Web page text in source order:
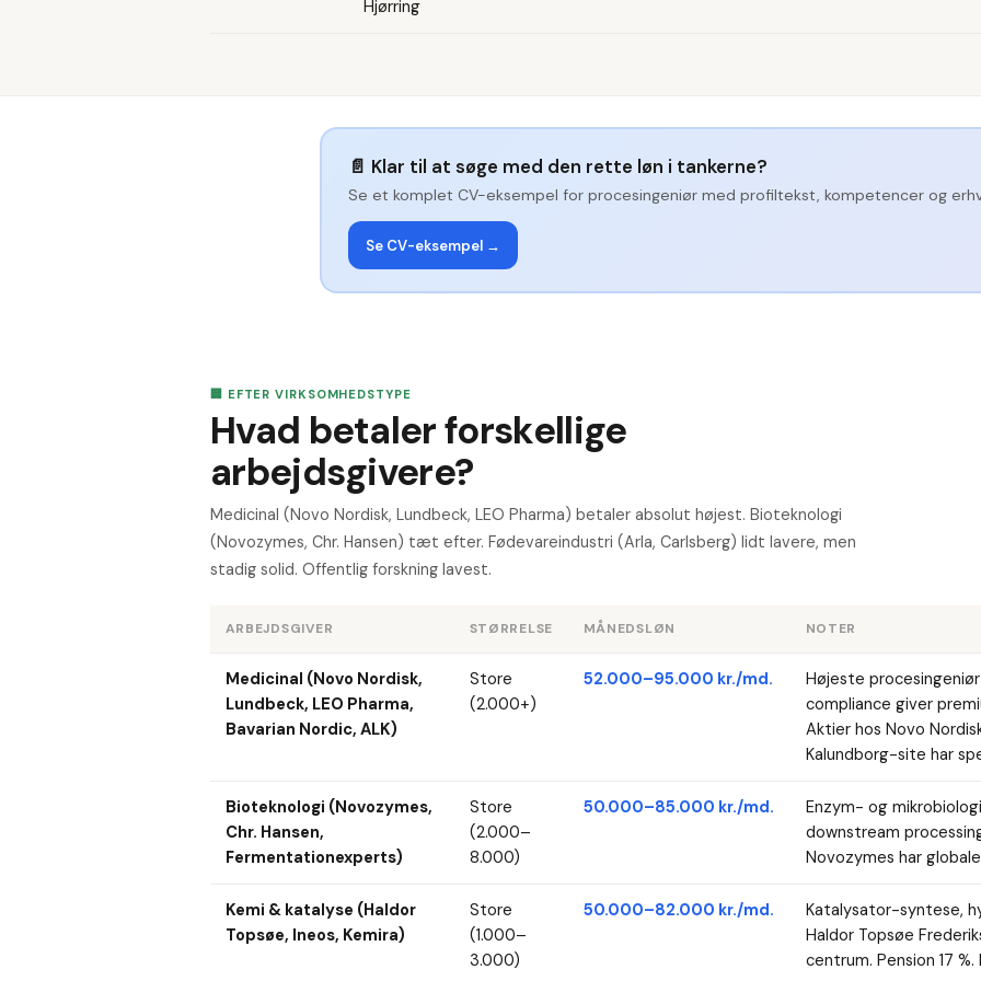
Hjørring
📄 Klar til at søge med den rette løn i tankerne?
Se et komplet CV-eksempel for procesingeniørmed profiltekst, kompetencer og
Se CV-eksempel →
🏢 EFTER VIRKSOMHEDSTYPE
Hvad betaler forskellige
arbejdsgivere?
Medicinal (Novo Nordisk, Lundbeck, LEO Pharma) betaler absolut højest. Bioteknologi
(Novozymes, Chr. Hansen) tæt efter. Fødevareindustri (Arla, Carlsberg) lidt lavere, men
stadig solid. Offentlig forskning lavest.
ARBEJDSGIVER STØRRELSE MÅNEDSLØN NOTER
Medicinal (Novo Nordisk,
Lundbeck, LEO Pharma,
Bavarian Nordic, ALK)
Store
(2.000+)
52.000–95.000 kr./md.
Højeste
compliance giver
Aktier hos Novo
Kalundborg-site har
Bioteknologi (Novozymes,
Chr. Hansen,
Fermentationexperts)
Store
(2.000–
8.000)
50.000–85.000 kr./md.
Enzym- og
downstream
Novozymes har
Kemi & katalyse (Haldor
Topsøe, Ineos, Kemira)
Store
(1.000–
3.000)
50.000–82.000 kr./md.
Katalysator-syntese,
Haldor Topsøe
centrum. Pension 17